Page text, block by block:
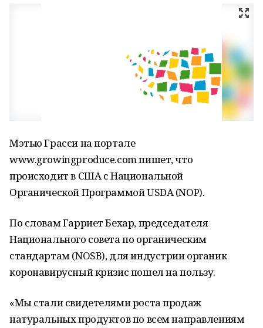
Мэтью Грасси на портале
www.growingproduce.com пишет, что
происходит в США с Национальной
Органической Программой USDA (NOP).
По словам Гарриет Бехар, председателя
Национального совета по органическим
стандартам (NOSB), для индустрии органик
коронавирусный кризис пошел на пользу.
«Мы стали свидетелями роста продаж
натуральных продуктов по всем направлениям